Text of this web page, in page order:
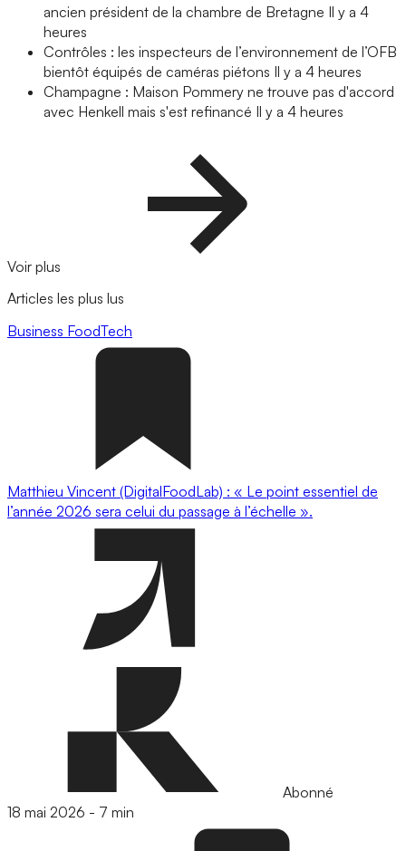
ancien président de la chambre de Bretagne Il y a 4
heures
Contrôles : les inspecteurs de l’environnement de l’OFB
bientôt équipés de caméras piétons Il y a 4 heures
Champagne : Maison Pommery ne trouve pas d'accord
avec Henkell mais s'est refinancé Il y a 4 heures
Voir plus
Articles les plus lus
Business FoodTech
Matthieu Vincent (DigitalFoodLab) : « Le point essentiel de
l’année 2026 sera celui du passage à l’échelle ».
Abonné
18 mai 2026 - 7 min